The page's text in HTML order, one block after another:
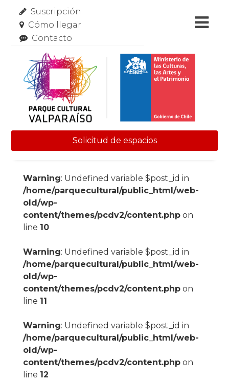
Suscripción
Cómo llegar
Contacto
Solicitud de espacios
Warning: Undefined variable $post_id in
/home/parquecultural/public_html/web-
old/wp-
content/themes/pcdv2/content.phpon
line 10
Warning: Undefined variable $post_id in
/home/parquecultural/public_html/web-
old/wp-
content/themes/pcdv2/content.phpon
line 11
Warning: Undefined variable $post_id in
/home/parquecultural/public_html/web-
old/wp-
content/themes/pcdv2/content.phpon
line 12